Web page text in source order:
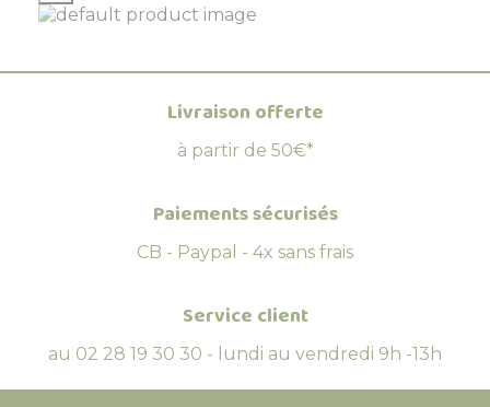
Livraison offerte
à partir de 50€*
Paiements sécurisés
CB - Paypal - 4x sans frais
Service client
au 02 28 19 30 30 - lundi au vendredi 9h -13h